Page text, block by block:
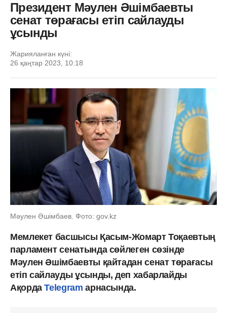
Президент Мәулен Әшімбаевты
сенат төрағасы етіп сайлауды
ұсынды
Жарияланған күні:
26 қаңтар 2023, 10:18
Мәулен Әшімбаев. Фото: gov.kz
Мемлекет басшысы Қасым-Жомарт Тоқаевтың
парламент сенатында сөйлеген сөзінде
Мәулен Әшімбаевты қайтадан сенат төрағасы
етіп сайлауды ұсынды, деп хабарлайды
АқордаTelegramарнасында.